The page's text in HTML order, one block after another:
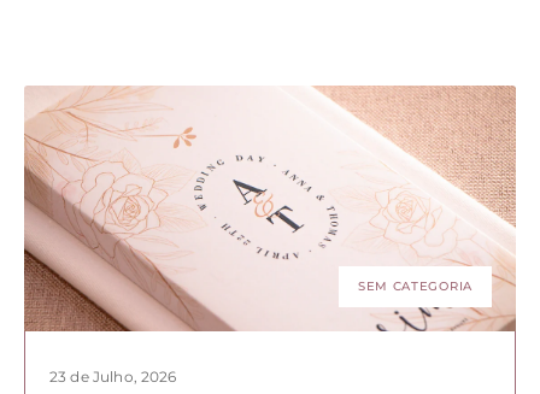
SEM CATEGORIA
23 de Julho, 2026